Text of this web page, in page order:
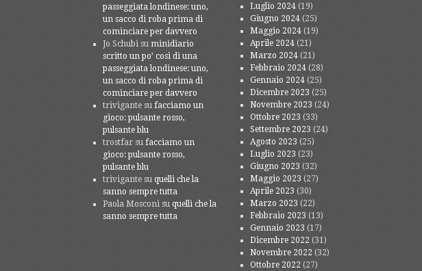
passeggiata londinese: uno,
un sacco di roba prima di
cominciare per davvero
Jo Schubi su minidiario
scritto un po’ così di una
passeggiata londinese: uno,
un sacco di roba prima di
cominciare per davvero
trivigantesu facciamo un
gioco: pulsante rosso,
pulsante blu
trostfarsu facciamo un
gioco: pulsante rosso,
pulsante blu
trivigantesu quelli che la
sanno sempre tutta
Paola Mosconi su quelli che la
sanno sempre tutta
Luglio 2024 (19)
Giugno 2024 (25)
Maggio 2024 (19)
Aprile 2024 (21)
Marzo 2024 (21)
Febbraio 2024 (28)
Gennaio 2024 (25)
Dicembre 2023 (25)
Novembre 2023 (24)
Ottobre 2023 (33)
Settembre 2023 (24)
Agosto 2023 (25)
Luglio 2023 (23)
Giugno 2023 (32)
Maggio 2023 (27)
Aprile 2023 (30)
Marzo 2023 (22)
Febbraio 2023 (13)
Gennaio 2023 (17)
Dicembre 2022 (31)
Novembre 2022 (32)
Ottobre 2022 (27)